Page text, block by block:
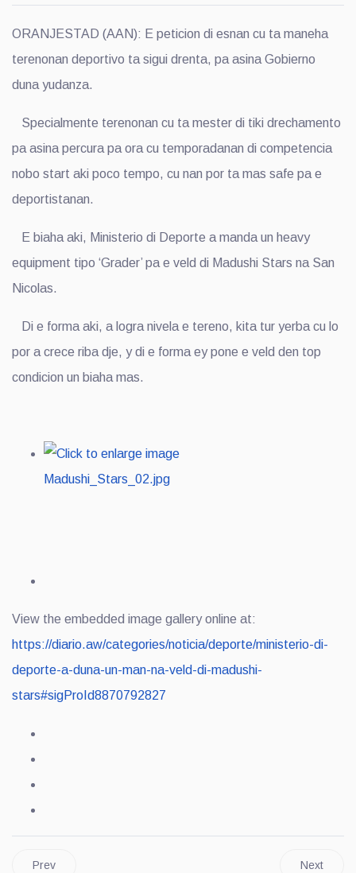
ORANJESTAD (AAN): E peticion di esnan cu ta maneha
terenonan deportivo ta sigui drenta, pa asina Gobierno
duna yudanza.
Specialmente terenonan cu ta mester di tiki drechamento
pa asina percura pa ora cu temporadanan di competencia
nobo start aki poco tempo, cu nan por ta mas safe pa e
deportistanan.
E biaha aki, Ministerio di Deporte a manda un heavy
equipment tipo ‘Grader’ pa e veld di Madushi Stars na San
Nicolas.
Di e forma aki, a logra nivela e tereno, kita tur yerba cu lo
por a crece riba dje, y di e forma ey pone e veld den top
condicion un biaha mas.
View the embedded image gallery online at:
https://diario.aw/categories/noticia/deporte/ministerio-di-
deporte-a-duna-un-man-na-veld-di-madushi-
stars#sigProId8870792827
Prev Next